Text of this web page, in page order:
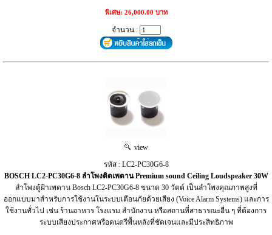
พิเศษ: 26,000.00 บาท
จำนวน :
view
รหัส : LC2‑PC30G6‑8
BOSCH LC2‑PC30G6‑8 ลำโพงติดเพดาน Premium sound Ceiling Loudspeaker 30W
ลำโพงตู้ฝ้าเพดาน Bosch LC2-PC30G6-8 ขนาด 30 วัตต์ เป็นลำโพงคุณภาพสูงที่
ออกแบบมาสำหรับการใช้งานในระบบเตือนภัยด้วยเสียง (Voice Alarm Systems) และการ
ใช้งานทั่วไป เช่น ร้านอาหาร โรงแรม สำนักงาน หรือสถานที่สาธารณะอื่น ๆ ที่ต้องการ
ระบบเสียงประกาศหรือดนตรีพื้นหลังที่ชัดเจนและมีประสิทธิภาพ